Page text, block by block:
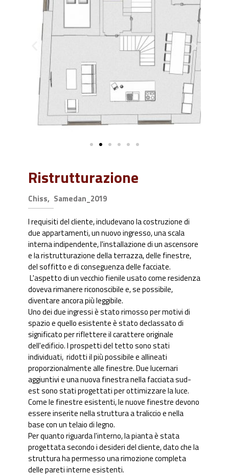
Ristrutturazione
Chiss, Samedan_2019
I requisiti del cliente, includevano la costruzione di
due appartamenti, un nuovo ingresso, una scala
interna indipendente, l'installazione di un ascensore
e la ristrutturazione della terrazza, delle finestre,
del soffitto e di conseguenza delle facciate.
L'aspetto di un vecchio fienile usato come residenza
doveva rimanere riconoscibile e, se possibile,
diventare ancora più leggibile.
Uno dei due ingressi è stato rimosso per motivi di
spazio e quello esistente è stato declassato di
significato per riflettere il carattere originale
dell'edificio. I prospetti del tetto sono stati
individuati, ridotti il più possibile e allineati
proporzionalmente alle finestre. Due lucernari
aggiuntivi e una nuova finestra nella facciata sud-
est sono stati progettati per ottimizzare la luce.
Come le finestre esistenti, le nuove finestre devono
essere inserite nella struttura a traliccio e nella
base con un telaio di legno.
Per quanto riguarda l'interno, la pianta è stata
progettata secondo i desideri del cliente, dato che la
struttura ha permesso una rimozione completa
delle pareti interne esistenti.